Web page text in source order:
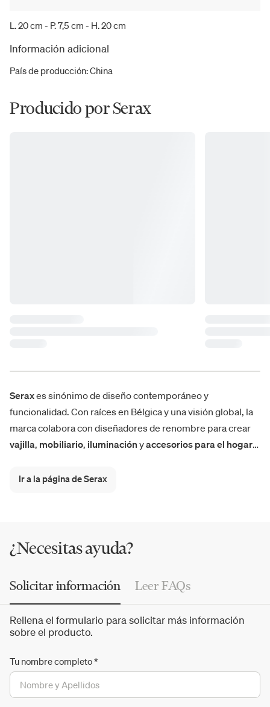
L. 20 cm - P. 7,5 cm - H. 20 cm
Información adicional
País de producción:China
Producido por Serax
Seraxes sinónimo de diseño contemporáneo y
funcionalidad. Con raíces en Bélgica y una visión global, la
marca colabora con diseñadores de renombre para crear
vajilla, mobiliario, iluminación yaccesorios para el hogar
con materiales de alta calidad, transforma los espacios con
Ir a la página de Serax
¿Necesitas ayuda?
Solicitar información Leer FAQs
Rellena el formulario para solicitar más información
sobre el producto.
Tu nombre completo*